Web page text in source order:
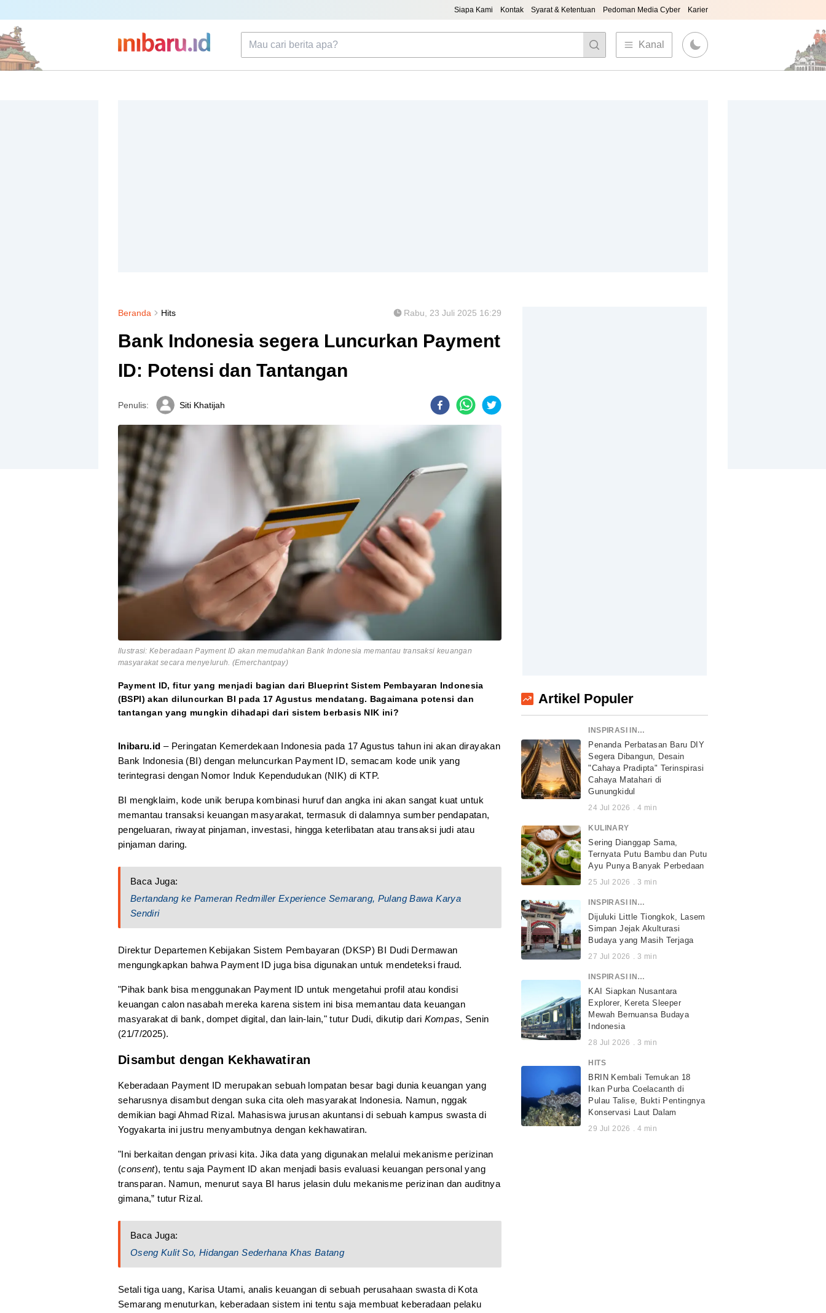
Siapa Kami Kontak Syarat & Ketentuan Pedoman Media Cyber Karier
Kanal
Beranda Hits Rabu, 23 Juli 2025 16:29
Bank Indonesia segera Luncurkan Payment
ID: Potensi dan Tantangan
Penulis: Siti Khatijah
Ilustrasi: Keberadaan Payment ID akan memudahkan Bank Indonesia memantau transaksi keuangan
masyarakat secara menyeluruh. (Emerchantpay)
Payment ID, fitur yang menjadi bagian dari Blueprint Sistem Pembayaran Indonesia
(BSPI) akan diluncurkan BI pada 17 Agustus mendatang. Bagaimana potensi dan
tantangan yang mungkin dihadapi dari sistem berbasis NIK ini?
Inibaru.id – Peringatan Kemerdekaan Indonesia pada 17 Agustus tahun ini akan dirayakan
Bank Indonesia (BI) dengan meluncurkan Payment ID, semacam kode unik yang
terintegrasi dengan Nomor Induk Kependudukan (NIK) di KTP.
BI mengklaim, kode unik berupa kombinasi huruf dan angka ini akan sangat kuat untuk
memantau transaksi keuangan masyarakat, termasuk di dalamnya sumber pendapatan,
pengeluaran, riwayat pinjaman, investasi, hingga keterlibatan atau transaksi judi atau
pinjaman daring.
Baca Juga:
Bertandang ke Pameran Redmiller Experience Semarang, Pulang Bawa Karya
Sendiri
Direktur Departemen Kebijakan Sistem Pembayaran (DKSP) BI Dudi Dermawan
mengungkapkan bahwa Payment ID juga bisa digunakan untuk mendeteksi fraud.
"Pihak bank bisa menggunakan Payment ID untuk mengetahui profil atau kondisi
keuangan calon nasabah mereka karena sistem ini bisa memantau data keuangan
masyarakat di bank, dompet digital, dan lain-lain," tutur Dudi, dikutip dari Kompas, Senin
(21/7/2025).
Disambut dengan Kekhawatiran
Keberadaan Payment ID merupakan sebuah lompatan besar bagi dunia keuangan yang
seharusnya disambut dengan suka cita oleh masyarakat Indonesia. Namun, nggak
demikian bagi Ahmad Rizal. Mahasiswa jurusan akuntansi di sebuah kampus swasta di
Yogyakarta ini justru menyambutnya dengan kekhawatiran.
"Ini berkaitan dengan privasi kita. Jika data yang digunakan melalui mekanisme perizinan
(consent), tentu saja Payment ID akan menjadi basis evaluasi keuangan personal yang
transparan. Namun, menurut saya BI harus jelasin dulu mekanisme perizinan dan auditnya
gimana,” tutur Rizal.
Baca Juga:
Oseng Kulit So, Hidangan Sederhana Khas Batang
Setali tiga uang, Karisa Utami, analis keuangan di sebuah perusahaan swasta di Kota
Semarang menuturkan, keberadaan sistem ini tentu saja membuat keberadaan pelaku
Artikel Populer
INSPIRASI INDONESIA
Penanda Perbatasan Baru DIY
Segera Dibangun, Desain
"Cahaya Pradipta" Terinspirasi
Cahaya Matahari di
Gunungkidul
24 Jul 2026 . 4 min
KULINARY
Sering Dianggap Sama,
Ternyata Putu Bambu dan Putu
Ayu Punya Banyak Perbedaan
25 Jul 2026 . 3 min
INSPIRASI INDONESIA
Dijuluki Little Tiongkok, Lasem
Simpan Jejak Akulturasi
Budaya yang Masih Terjaga
27 Jul 2026 . 3 min
INSPIRASI INDONESIA
KAI Siapkan Nusantara
Explorer, Kereta Sleeper
Mewah Bernuansa Budaya
Indonesia
28 Jul 2026 . 3 min
HITS
BRIN Kembali Temukan 18
Ikan Purba Coelacanth di
Pulau Talise, Bukti Pentingnya
Konservasi Laut Dalam
29 Jul 2026 . 4 min